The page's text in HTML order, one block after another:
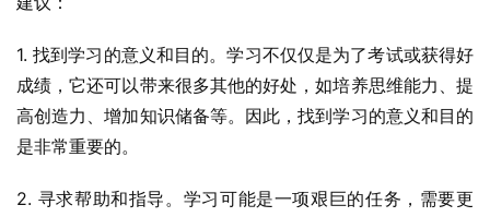
1. 找到学习的意义和目的。学习不仅仅是为了考试或获得好
成绩，它还可以带来很多其他的好处，如培养思维能力、提
高创造力、增加知识储备等。因此，找到学习的意义和目的
是非常重要的。
2. 寻求帮助和指导。学习可能是一项艰巨的任务，需要更